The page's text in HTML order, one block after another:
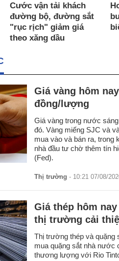
Cước vận tải khách
đường bộ, đường sắt
"rục rịch" giảm giá
theo xăng dầu
Giá vàng hôm
đồng/lượng
Giá vàng trong nước
đó. Vàng miếng SJC và
mua vào và bán ra, trong
nhà đầu tư chờ thêm tín
(Fed).
Thị trường - 10:21 07/08/
Giá thép hôm
thị trường cải
Thị trường thép và quặng
mua quặng sắt nhà nước
thương lượng với Rio